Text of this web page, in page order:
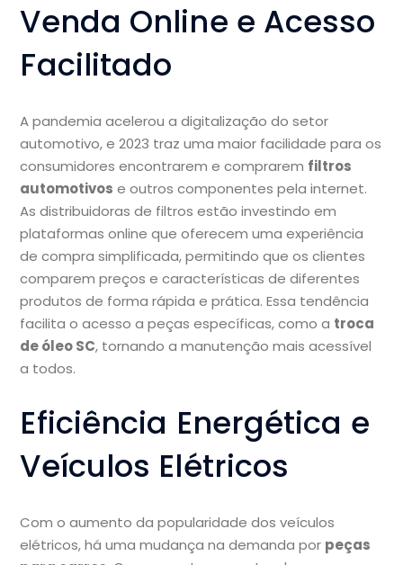
Venda Online e Acesso
Facilitado
A pandemia acelerou a digitalização do setor
automotivo, e 2023 traz uma maior facilidade para os
consumidores encontrarem e comprarem filtros
automotivos e outros componentes pela internet.
As distribuidoras de filtros estão investindo em
plataformas online que oferecem uma experiência
de compra simplificada, permitindo que os clientes
comparem preços e características de diferentes
produtos de forma rápida e prática. Essa tendência
facilita o acesso a peças específicas, como a troca
de óleo SC, tornando a manutenção mais acessível
a todos.
Eficiência Energética e
Veículos Elétricos
Com o aumento da popularidade dos veículos
elétricos, há uma mudança na demanda por peças